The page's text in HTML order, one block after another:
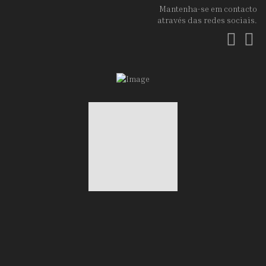
Mantenha-se em contacto
através das redes sociais.